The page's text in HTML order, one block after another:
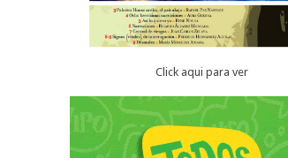
Click aqui para ver